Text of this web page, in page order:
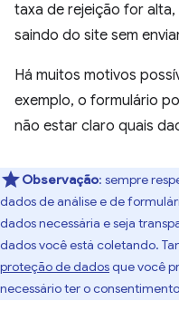
taxa de rejeição for
saindo do site sem
Há muitos motivos
exemplo, o formulário
não estar claro quais
Observação: sempre
dados de análise e de
dados necessária e seja
dados você está coletando.
proteção de dadosque você
necessário ter o